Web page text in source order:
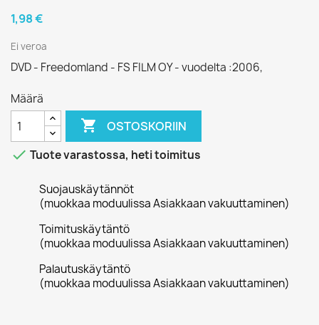
1,98 €
Ei veroa
DVD - Freedomland - FS FILM OY - vuodelta :2006,
Määrä
 OSTOSKORIIN
 Tuote varastossa, heti toimitus
Suojauskäytännöt
(muokkaa moduulissa Asiakkaan vakuuttaminen)
Toimituskäytäntö
(muokkaa moduulissa Asiakkaan vakuuttaminen)
Palautuskäytäntö
(muokkaa moduulissa Asiakkaan vakuuttaminen)